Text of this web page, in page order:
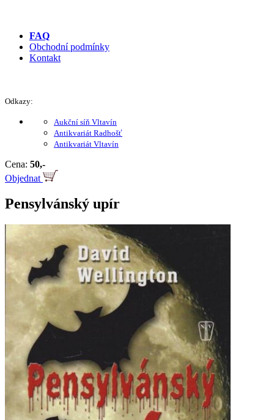
FAQ
Obchodní podmínky
Kontakt
Odkazy:
Aukční síň Vltavín
Antikvariát Radhošť
Antikvariát Vltavín
Cena: 50,-
Objednat
Pensylvánský upír